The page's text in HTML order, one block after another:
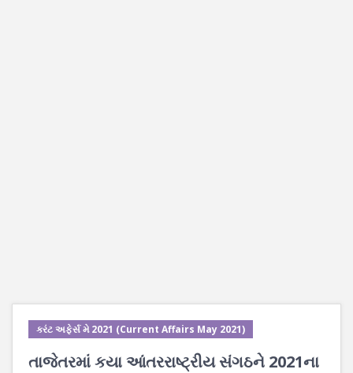
કરંટ અફેર્સ મે 2021 (Current Affairs May 2021)
તાજેતરમાં કયા આંતરરાષ્ટ્રીય સંગઠને 2021ના